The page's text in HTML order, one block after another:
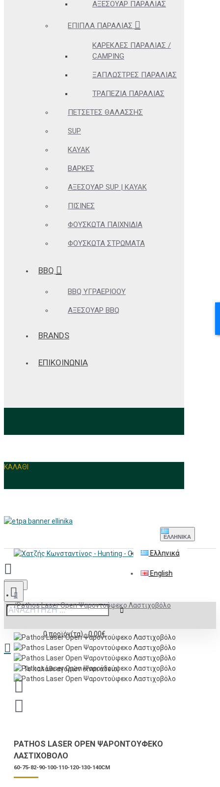
ΑΞΕΣΟΥΆΡ ΠΑΡΑΛΊΑΣ
ΈΠΙΠΛΑ ΠΑΡΑΛΊΑΣ
ΚΑΡΈΚΛΕΣ ΠΑΡΑΛΊΑΣ /
CAMPING
ΞΑΠΛΏΣΤΡΕΣ ΠΑΡΑΛΊΑΣ
ΤΡΑΠΈΖΙΑ ΠΑΡΑΛΊΑΣ
ΠΕΤΣΈΤΕΣ ΘΑΛΆΣΣΗΣ
SUP
KAYAK
ΒΆΡΚΕΣ
ΑΞΕΣΟΥΆΡ SUP | KAYAK
ΠΙΣΊΝΕΣ
ΦΟΥΣΚΩΤΆ ΠΑΙΧΝΊΔΙΑ
ΦΟΥΣΚΩΤΆ ΣΤΡΏΜΑΤΑ
BBQ
BBQ ΥΓΡΑΕΡΊΟΟΥ
ΑΞΕΣΟΥΆΡ BBQ
BRANDS
ΕΠΙΚΟΙΝΩΝΙΑ
ΚΑΛΑΘΙ
ΕΛΛΗΝΙΚΆ
Ελληνικά
English
Menu
0 προϊόν(τα) - 0,00€
Το καλάθι αγορών είναι άδειο!
Pathos Laser Open Ψαροντούφεκο Λαστιχοβόλο
PATHOS LASER OPEN ΨΑΡΟΝΤΟΎΦΕΚΟ
ΛΑΣΤΙΧΟΒΌΛΟ
60-75-82-90-100-110-120-130-140CM